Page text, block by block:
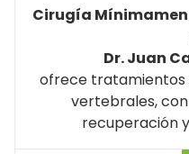
Cirugía
Dr. Juan
ofrece tratamientos
vertebrales,
recuperación